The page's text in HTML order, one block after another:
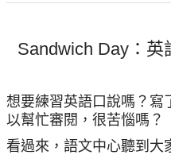
Sandwich Day：
想要練習英語口說嗎？寫
以幫忙審閱，很苦惱嗎？
看過來，語文中心聽到大